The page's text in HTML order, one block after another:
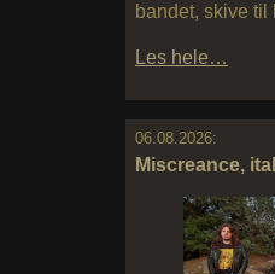
bandet, skive til
Les hele…
06.08.2026:
Miscreance,